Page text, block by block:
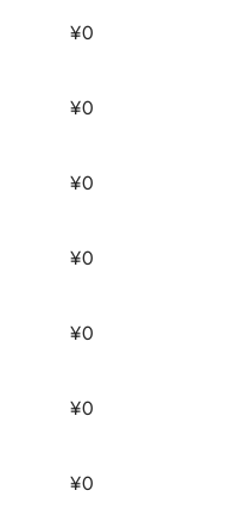
¥0
¥0
¥0
¥0
¥0
¥0
¥0